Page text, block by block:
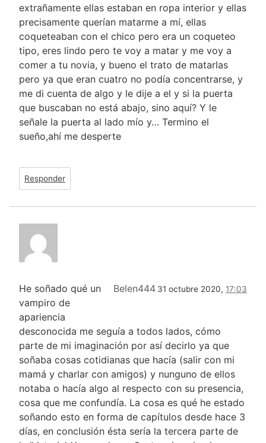
extrañamente ellas estaban en ropa interior y ellas
precisamente querían matarme a mí, ellas
coqueteaban con el chico pero era un coqueteo
tipo, eres lindo pero te voy a matar y me voy a
comer a tu novia, y bueno el trato de matarlas
pero ya que eran cuatro no podía concentrarse, y
me di cuenta de algo y le dije a el y si la puerta
que buscaban no está abajo, sino aquí? Y le
señale la puerta al lado mío y… Termino el
sueño,ahí me desperte
Responder
Belen444 31 octubre 2020, 17:03
He soñado qué un
vampiro de
apariencia
desconocida me seguía a todos lados, cómo
parte de mi imaginación por así decirlo ya que
soñaba cosas cotidianas que hacía (salir con mi
mamá y charlar con amigos) y nunguno de ellos
notaba o hacía algo al respecto con su presencia,
cosa que me confundía. La cosa es qué he estado
soñando esto en forma de capítulos desde hace 3
días, en conclusión ésta sería la tercera parte de